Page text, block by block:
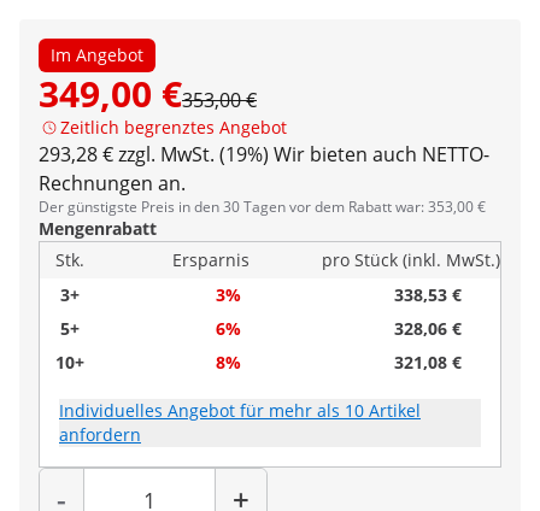
Im Angebot
349,00 €353,00 €
Zeitlich begrenztes Angebot
293,28 € zzgl. MwSt. (19%) Wir bieten auch NETTO-
Rechnungen an.
Der günstigste Preis in den 30 Tagen vor dem Rabatt war: 353,00 €
Mengenrabatt
Stk.
Ersparnis
pro Stück (inkl. MwSt.)
3+
3%
338,53 €
5+
6%
328,06 €
10+
8% 321,08 €
Individuelles Angebot für mehr als 10 Artikel
anfordern
-
Menge
+